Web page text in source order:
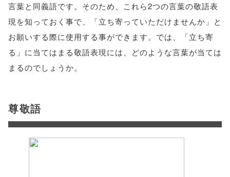
言葉と同義語です。そのため、これら2つの言葉の敬語表
現を知っておく事で、「立ち寄っていただけませんか」と
お願いする際に使用する事ができます。では、「立ち寄
る」に当てはまる敬語表現には、どのような言葉が当ては
まるのでしょうか。
尊敬語